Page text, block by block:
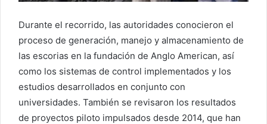
Durante el recorrido, las autoridades conocieron el
proceso de generación, manejo y almacenamiento de
las escorias en la fundación de Anglo American, así
como los sistemas de control implementados y los
estudios desarrollados en conjunto con
universidades. También se revisaron los resultados
de proyectos piloto impulsados desde 2014, que han